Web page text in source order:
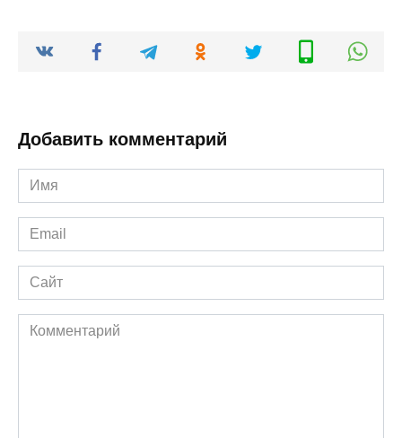
Добавить комментарий
Имя
*
Email
*
Сайт
Комментарий